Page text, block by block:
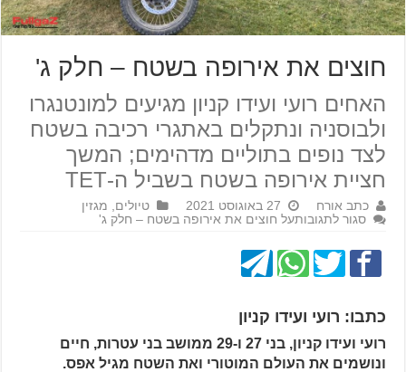
חוצים את אירופה בשטח – חלק ג'
האחים רועי ועידו קניון מגיעים למונטנגרו
ולבוסניה ונתקלים באתגרי רכיבה בשטח
לצד נופים בתוליים מדהימים; המשך
חציית אירופה בשטח בשביל ה-TET
כתב אורח 27 באוגוסט 2021 טיולים
מגזין
סגור לתגובותעל חוצים את אירופה בשטח – חלק ג'
כתבו: רועי ועידו קניון
רועי ועידו קניון, בני 27 ו-29 ממושב בני עטרות, חיים
ונושמים את העולם המוטורי ואת השטח מגיל אפס.